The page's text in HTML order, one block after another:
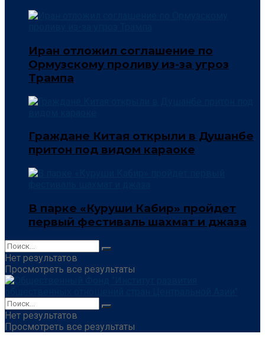
Иран отложил соглашение по
Ормузскому проливу из-за угроз
Трампа
Граждане Китая открыли в Душанбе
притон под видом караоке
В парке «Куруши Кабир» пройдет
первый фестиваль шахмат и джаза
Нет результатов
Просмотреть все результаты
Нет результатов
Просмотреть все результаты